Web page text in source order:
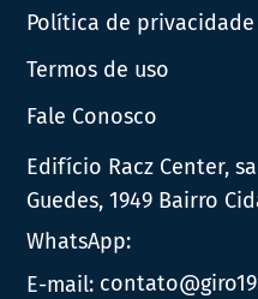
Política de privacidade
Termos de uso
Fale Conosco
Edifício Racz Center,
Guedes, 1949 Bairro
WhatsApp:
E-mail: